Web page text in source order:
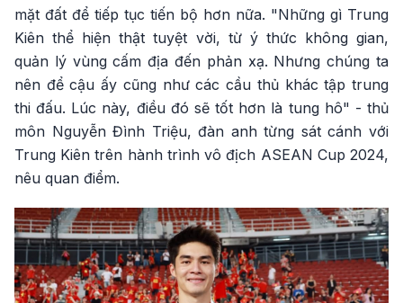
mặt đất để tiếp tục tiến bộ hơn nữa. "Những gì Trung
Kiên thể hiện thật tuyệt vời, từ ý thức không gian,
quản lý vùng cấm địa đến phản xạ. Nhưng chúng ta
nên để cậu ấy cũng như các cầu thủ khác tập trung
thi đấu. Lúc này, điều đó sẽ tốt hơn là tung hô" - thủ
môn Nguyễn Đình Triệu, đàn anh từng sát cánh với
Trung Kiên trên hành trình vô địch ASEAN Cup 2024,
nêu quan điểm.